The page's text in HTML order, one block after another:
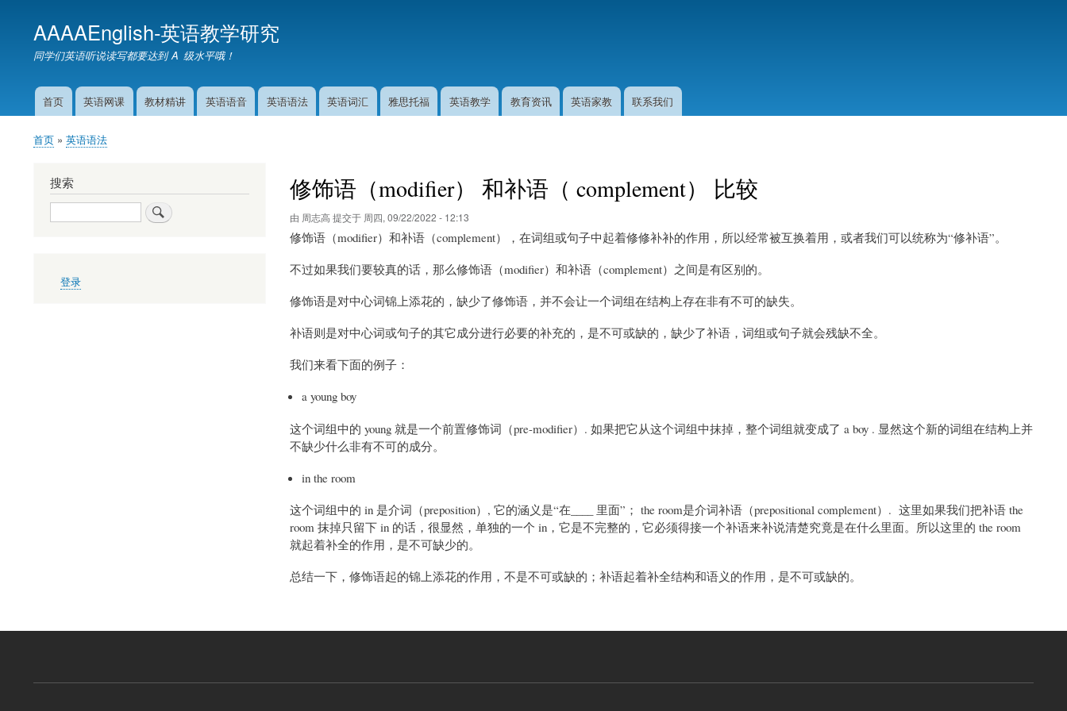
内
容
AAAAEnglish-英语教学研究
同学们英语听说读写都要达到 A 级水平哦！
航
首页 英语网课 教材精讲 英语语音 英语语法 英语词汇 雅思托福 英语教学 教育资讯 英语家教 联系我们
面
首页 英语语法
修饰语（modifier） 和补语（ complement） 比较
由 周志高提交于 周四, 09/22/2022 - 12:13
修饰语（modifier）和补语（complement），在词组或句子中起着修修补补的作用，所以经常被互换着用，或者我们可以统称为“修补语”。
不过如果我们要较真的话，那么修饰语（modifier）和补语（complement）之间是有区别的。
修饰语是对中心词锦上添花的，缺少了修饰语，并不会让一个词组在结构上存在非有不可的缺失。
补语则是对中心词或句子的其它成分进行必要的补充的，是不可或缺的，缺少了补语，词组或句子就会残缺不全。
我们来看下面的例子：
a young boy
这个词组中的 young 就是一个前置修饰词（pre-modifier）. 如果把它从这个词组中抹掉，整个词组就变成了 a boy . 显然这个新的词组在结构上并
不缺少什么非有不可的成分。
in the room
这个词组中的 in 是介词（preposition）, 它的涵义是“在____ 里面”； the room是介词补语（prepositional complement）. 这里如果我们把补语 the
room 抹掉只留下 in 的话，很显然，单独的一个 in，它是不完整的，它必须得接一个补语来补说清楚究竟是在什么里面。所以这里的 the room
就起着补全的作用，是不可缺少的。
总结一下，修饰语起的锦上添花的作用，不是不可或缺的；补语起着补全结构和语义的作用，是不可或缺的。
搜索
搜
索
户登录